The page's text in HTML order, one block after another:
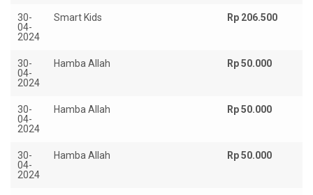
30-
04-
2024
Smart Kids Rp 206.500
30-
04-
2024
Hamba Allah Rp 50.000
30-
04-
2024
Hamba Allah Rp 50.000
30-
04-
2024
Hamba Allah Rp 50.000